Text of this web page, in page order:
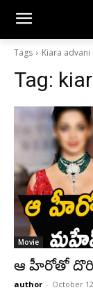
Tags Kiara advani
Tag:
Movie
ఆ హీరోతో
author - October